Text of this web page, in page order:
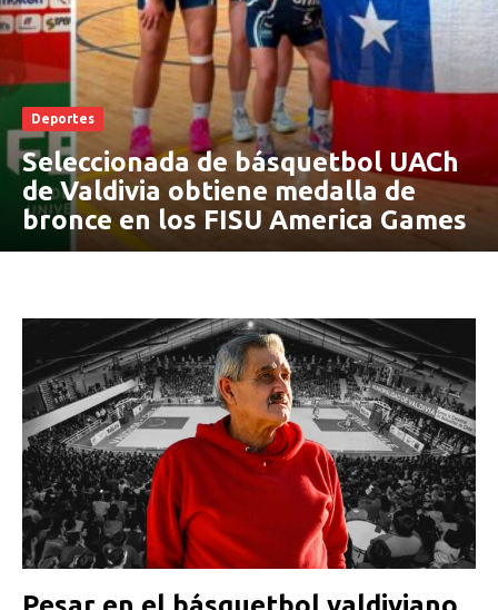
Deportes
Seleccionada de básquetbol UACh
de Valdivia obtiene medalla de
bronce en los FISU America Games